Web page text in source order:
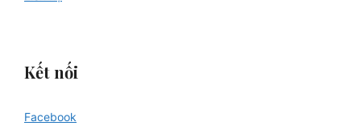
Kết nối
Facebook